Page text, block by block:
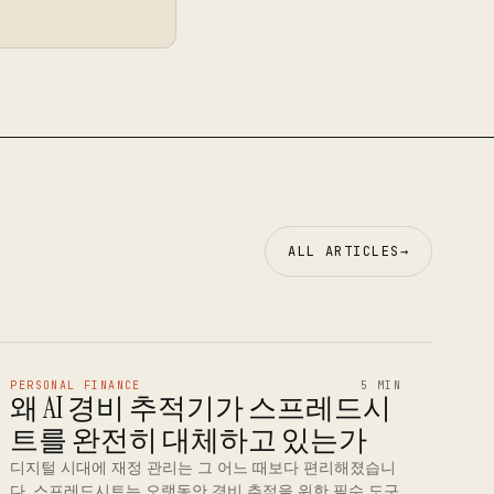
ALL ARTICLES→
PERSONAL FINANCE 5 MIN
왜 AI 경비 추적기가 스프레드시
트를 완전히 대체하고 있는가
디지털 시대에 재정 관리는 그 어느 때보다 편리해졌습니